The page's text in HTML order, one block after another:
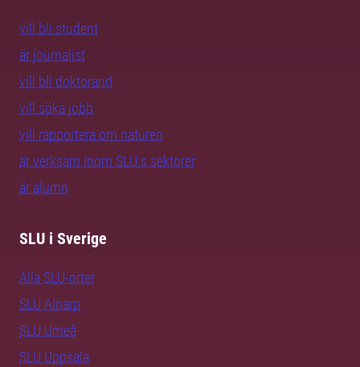
vill bli student
är journalist
vill bli doktorand
vill söka jobb
vill rapportera om naturen
är verksam inom SLU:s sektorer
är alumn
SLU i Sverige
Alla SLU-orter
SLU Alnarp
SLU Umeå
SLU Uppsala